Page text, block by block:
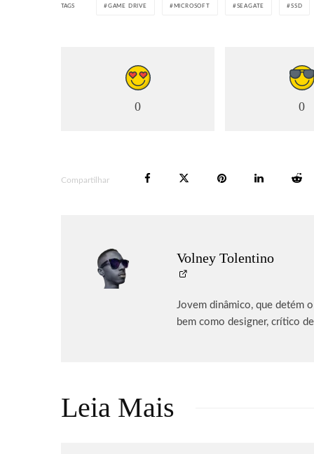
TAGS GAME DRIVE MICROSOFT SEAGATE SSD
0 0
Compartilhar
Volney Tolentino
Jovem dinâmico, que detém
bem como designer, crítico
Leia Mais